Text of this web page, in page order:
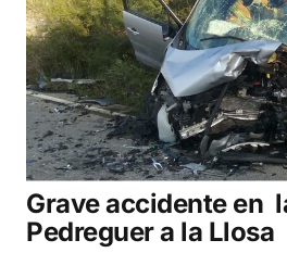
Grave accidente en
Pedreguer a la Llosa